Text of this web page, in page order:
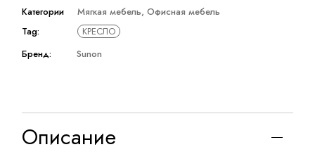
Категории
Мягкая мебель,Офисная мебель
Tag:
КРЕСЛО
Бренд:
Sunon
Описание